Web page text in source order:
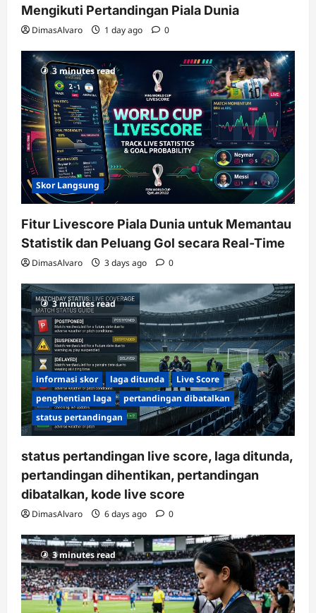
Mengikuti Pertandingan Piala Dunia
DimasAlvaro 1 day ago 0
3 minutes read
Skor Langsung
Fitur Livescore Piala Dunia untuk Memantau
Statistik dan Peluang Gol secara Real-Time
DimasAlvaro 3 days ago 0
3 minutes read
informasi skor laga ditunda
Live Score
penghentian laga
pertandingan dibatalkan
status pertandingan
status pertandingan live score, laga ditunda,
pertandingan dihentikan, pertandingan
dibatalkan, kode live score
DimasAlvaro 6 days ago 0
3 minutes read